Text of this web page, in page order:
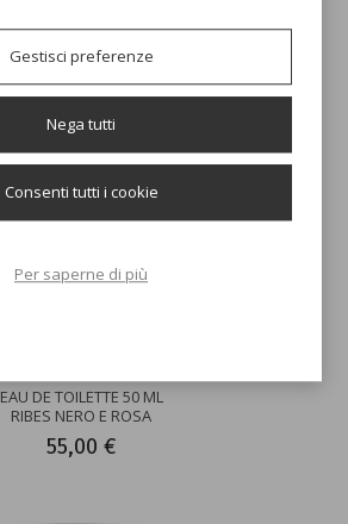
EAU DE TOILETTE 50 ML
RIBES NERO E ROSA
55,00 €
Gestisci preferenze
Nega tutti
Consenti tutti i cookie
Per saperne di più